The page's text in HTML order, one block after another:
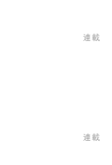
連載
連載